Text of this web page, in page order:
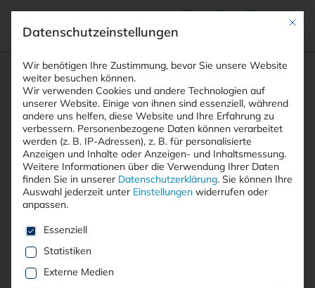
Suchfeld
Suchen
Breadcrumb-Navigation
STARTSEITE THREAT-INTELLIGENCE-KORRELATION
Alle Beiträge mit dem
Schlagwort “Threat-
Intelligence-Korrelation”
Mit
Datenschutzeinstellungen
Wir benötigen Ihre Zustimmung, bevor Sie unsere Website
weiter besuchen können.
Wir verwenden Cookies und andere Technologien auf
unserer Website. Einige von ihnen sind essenziell, während
andere uns helfen, diese Website und Ihre Erfahrung zu
verbessern. Personenbezogene Daten können verarbeitet
werden (z. B. IP-Adressen), z. B. für personalisierte
Anzeigen und Inhalte oder Anzeigen- und Inhaltsmessung.
Weitere Informationen über die Verwendung Ihrer Daten
finden Sie in unserer Datenschutzerklärung. Sie können Ihre
Auswahl jederzeit unter Einstellungen widerrufen oder
anpassen.
Es folgt eine Liste der Service-Gruppen, für die eine
Essenziell
Statistiken
Externe Medien